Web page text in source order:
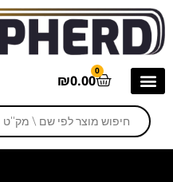
₪0.00
0